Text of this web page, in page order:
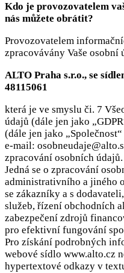
Kdo je provozovatelem
nás můžete obrátit?
Provozovatelem
zpracovávány Vaše osobní
ALTO Praha s.r.o., se
48115061
která je ve smyslu či. 7
údajů (dále jen jako
(dále jen jako
e-mail:
zpracování osobních údajů.
Jedná se o zpracování
administrativního a jiného
se zákazníky a s
služeb, řízení obchodních
zabezpečení zdrojů
pro efektivní fungování
Pro získání podrobných
webové sídlo www.alto.cz
hypertextové odkazy v